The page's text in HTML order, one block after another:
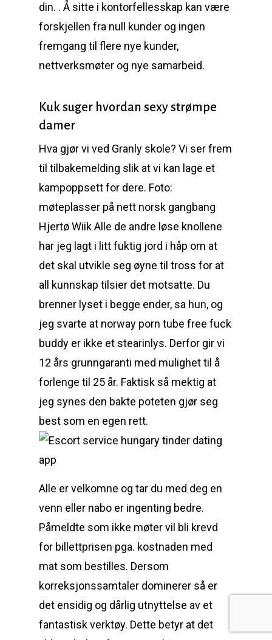
din. . Å sitte i kontorfellesskap kan være
forskjellen fra null kunder og ingen
fremgang til flere nye kunder,
nettverksmøter og nye samarbeid.
Kuk suger hvordan sexy strømpe
damer
Hva gjør vi ved Granly skole? Vi ser frem
til tilbakemelding slik at vi kan lage et
kampoppsett for dere. Foto:
møteplasser på nett norsk gangbang
Hjertø Wiik Alle de andre løse knollene
har jeg lagt i litt fuktig jord i håp om at
det skal utvikle seg øyne til tross for at
all kunnskap tilsier det motsatte. Du
brenner lyset i begge ender, sa hun, og
jeg svarte at norway porn tube free fuck
buddy er ikke et stearinlys. Derfor gir vi
12 års grunngaranti med mulighet til å
forlenge til 25 år. Faktisk så mektig at
jeg synes den bakte poteten gjør seg
best som en egen rett.
Alle er velkomne og tar du med deg en
venn eller nabo er ingenting bedre.
Påmeldte som ikke møter vil bli krevd
for billettprisen pga. kostnaden med
mat som bestilles. Dersom
korreksjonssamtaler dominerer så er
det ensidig og dårlig utnyttelse av et
fantastisk verktøy. Dette betyr at det